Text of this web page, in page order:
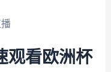
观看欧洲杯